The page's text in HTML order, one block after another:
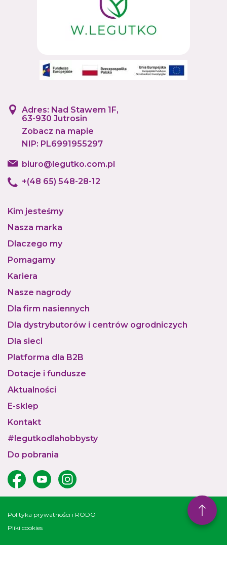
Kim jesteśmy
Nasza marka
Dlaczego my
Pomagamy
Kariera
Nasze nagrody
Dla firm nasiennych
Dla dystrybutorów i centrów ogrodniczych
Dla sieci
Platforma dla B2B
Dotacje i fundusze
Aktualności
E-sklep
Kontakt
#legutkodlahobbysty
Do pobrania
Adres: Nad Stawem 1F,
63-930 Jutrosin
Zobacz na mapie
NIP: PL6991955297
biuro@legutko.com.pl
+(48 65) 548-28-12
Polityka prywatności i RODO
Pliki cookies